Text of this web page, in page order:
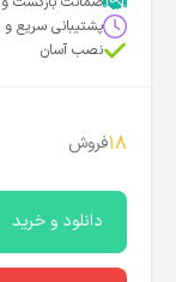
پشتیبانی سریع و
نصب آسان
18فروش
دانلود و خرید